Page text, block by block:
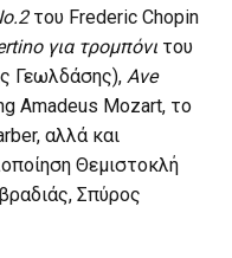
του Frederic Chopin
για τρομπόνι του
Γεωλδάσης), Ave
Amadeus Mozart, το
αλλά και
Θεμιστοκλή
Σπύρος